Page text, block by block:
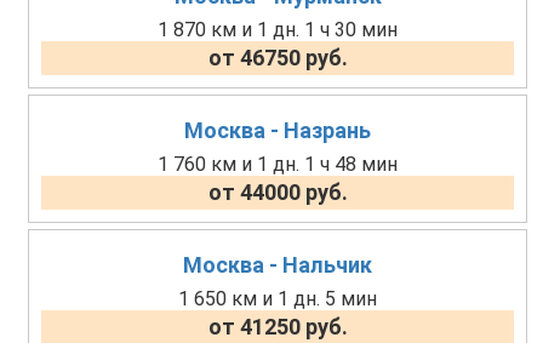
1 870 км и 1 дн. 1 ч 30 мин
от 46750 руб.
Москва - Назрань
1 760 км и 1 дн. 1 ч 48 мин
от 44000 руб.
Москва - Нальчик
1 650 км и 1 дн. 5 мин
от 41250 руб.